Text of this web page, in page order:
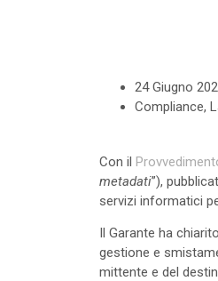
24 Giugno
Compliance,
Con il
metadati”),
servizi informatici
Il Garante ha
gestione e
mittente e del